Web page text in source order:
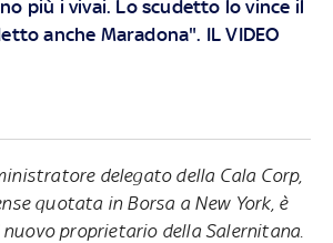
più i vivai. Lo scudetto lo vince il
anche Maradona". IL VIDEO
delegato della Cala Corp,
quotata in Borsa a New York, è
proprietario della Salernitana.